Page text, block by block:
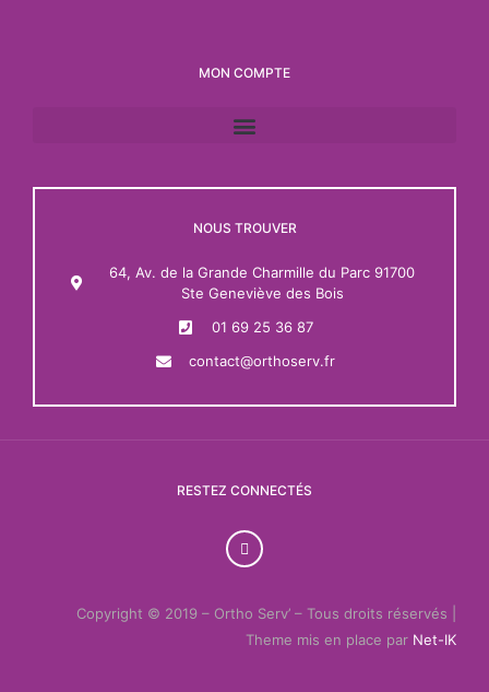
MON COMPTE
NOUS TROUVER
64, Av. de la Grande Charmille du Parc 91700
Ste Geneviève des Bois
01 69 25 36 87
contact@orthoserv.fr
RESTEZ CONNECTÉS
Copyright © 2019 – Ortho Serv’ – Tous droits réservés |
Theme mis en place par Net-IK